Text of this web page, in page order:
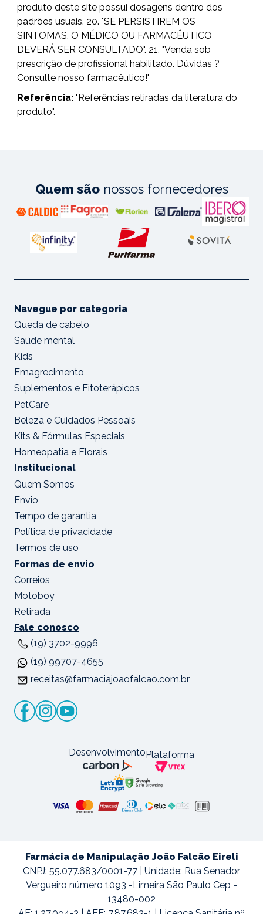
produto deste site possui dosagens dentro dos
padrões usuais. 20. "SE PERSISTIREM OS
SINTOMAS, O MÉDICO OU FARMACÊUTICO
DEVERÁ SER CONSULTADO". 21. "Venda sob
prescrição de profissional habilitado. Dúvidas ?
Consulte nosso farmacêutico!"
Referência: "Referências retiradas da literatura do
produto".
Quem sãonossos fornecedores
Navegue por categoria
Queda de cabelo
Saúde mental
Kids
Emagrecimento
Suplementos e Fitoterápicos
PetCare
Beleza e Cuidados Pessoais
Kits & Fórmulas Especiais
Homeopatia e Florais
Institucional
Quem Somos
Envio
Tempo de garantia
Política de privacidade
Termos de uso
Formas de envio
Correios
Motoboy
Retirada
Fale conosco
(19) 3702-9996
(19) 99707-4655
receitas@farmaciajoaofalcao.com.br
DesenvolvimentoPlataforma
Farmácia de Manipulação João Falcão Eireli
CNPJ: 55.077.683/0001-77 | Unidade: Rua Senador
Vergueiro número 1093 -Limeira São Paulo Cep -
13480-002